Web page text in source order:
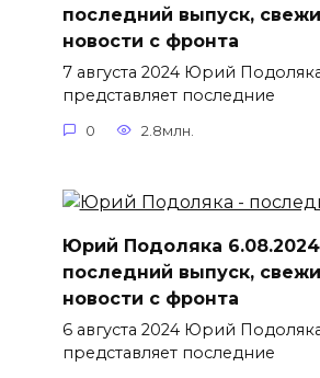
последний выпуск,
новости с фронта
7 августа 2024 Юрий
представляет последние
0 2.8млн.
Юрий Подоляка
последний выпуск,
новости с фронта
6 августа 2024 Юрий
представляет последние